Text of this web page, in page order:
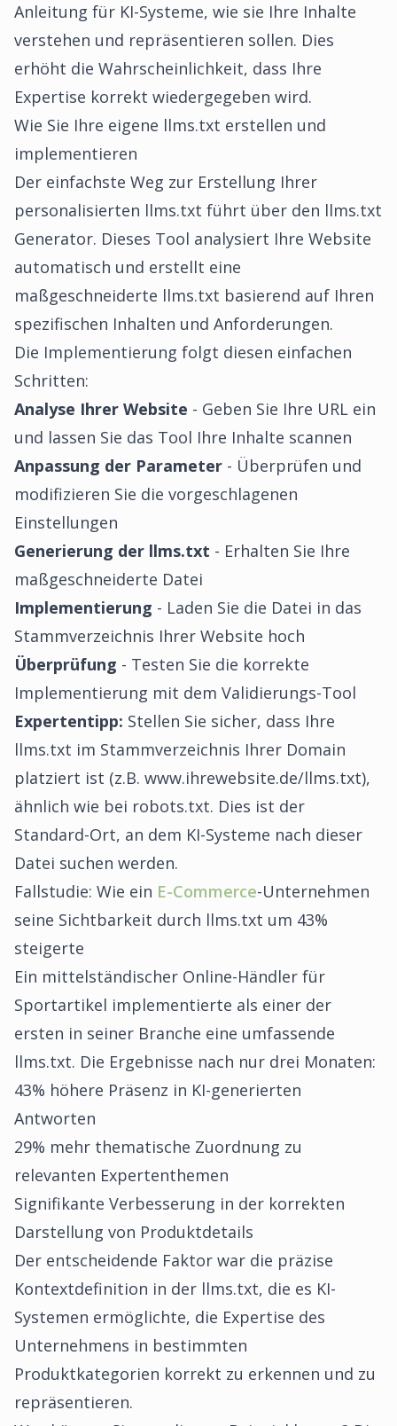
Anleitung für KI-Systeme, wie sie Ihre Inhalte
verstehen und repräsentieren sollen. Dies
erhöht die Wahrscheinlichkeit, dass Ihre
Expertise korrekt wiedergegeben wird.
Wie Sie Ihre eigene llms.txt erstellen und
implementieren
Der einfachste Weg zur Erstellung Ihrer
personalisierten llms.txt führt über den llms.txt
Generator. Dieses Tool analysiert Ihre Website
automatisch und erstellt eine
maßgeschneiderte llms.txt basierend auf Ihren
spezifischen Inhalten und Anforderungen.
Die Implementierung folgt diesen einfachen
Schritten:
Analyse Ihrer Website - Geben Sie Ihre URL ein
und lassen Sie das Tool Ihre Inhalte scannen
Anpassung der Parameter - Überprüfen und
modifizieren Sie die vorgeschlagenen
Einstellungen
Generierung der llms.txt - Erhalten Sie Ihre
maßgeschneiderte Datei
Implementierung - Laden Sie die Datei in das
Stammverzeichnis Ihrer Website hoch
Überprüfung - Testen Sie die korrekte
Implementierung mit dem Validierungs-Tool
Expertentipp: Stellen Sie sicher, dass Ihre
llms.txt im Stammverzeichnis Ihrer Domain
platziert ist (z.B. www.ihrewebsite.de/llms.txt),
ähnlich wie bei robots.txt. Dies ist der
Standard-Ort, an dem KI-Systeme nach dieser
Datei suchen werden.
Fallstudie: Wie ein E-Commerce-Unternehmen
seine Sichtbarkeit durch llms.txt um 43%
steigerte
Ein mittelständischer Online-Händler für
Sportartikel implementierte als einer der
ersten in seiner Branche eine umfassende
llms.txt. Die Ergebnisse nach nur drei Monaten:
43% höhere Präsenz in KI-generierten
Antworten
29% mehr thematische Zuordnung zu
relevanten Expertenthemen
Signifikante Verbesserung in der korrekten
Darstellung von Produktdetails
Der entscheidende Faktor war die präzise
Kontextdefinition in der llms.txt, die es KI-
Systemen ermöglichte, die Expertise des
Unternehmens in bestimmten
Produktkategorien korrekt zu erkennen und zu
repräsentieren.